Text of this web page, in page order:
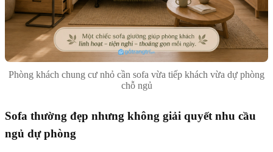
Phòng khách chung cư nhỏ cần sofa vừa tiếp khách vừa dự phòng
chỗ ngủ
Sofa thường đẹp nhưng không giải quyết nhu cầu
ngủ dự phòng